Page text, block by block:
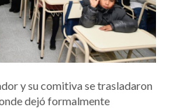
y su comitiva se trasladaron
dejó formalmente